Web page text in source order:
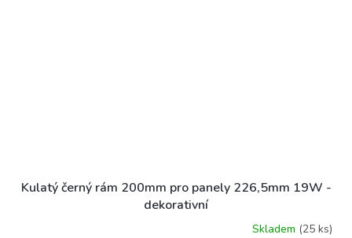
Kulatý černý rám 200mm pro panely 226,5mm 19W -
dekorativní
Skladem (25 ks)